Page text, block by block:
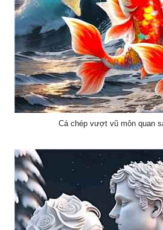
Cá chép vượt vũ môn quan